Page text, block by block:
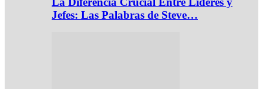
Jefes: Las Palabras de Steve…